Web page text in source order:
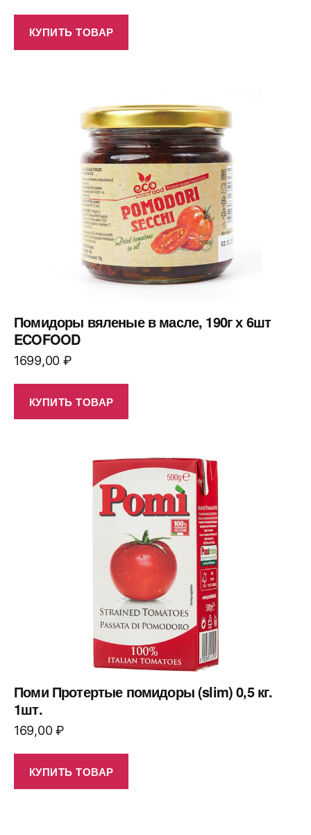
КУПИТЬ ТОВАР
Помидоры вяленые в масле, 190г х 6шт
ECOFOOD
1699,00 ₽
КУПИТЬ ТОВАР
Поми Протертые помидоры (slim) 0,5 кг.
1шт.
169,00₽
КУПИТЬ ТОВАР